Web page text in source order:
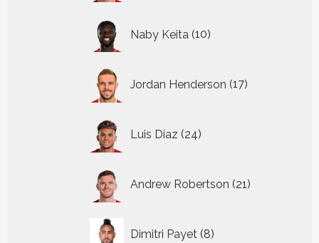
Naby Keita 10
producten
Jordan Henderson 17
producten
Luis Diaz 24
producten
Andrew Robertson 21
producten
Dimitri Payet 8